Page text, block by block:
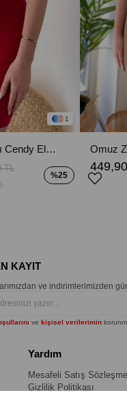
1
Omuz Zincir Detaylı Cendy Elbise - Kırmızı
TL
%25
KAYIT
ve indirimlerimizden
vekişisel verilerimin
Yardım
Mesafeli Satış
Gizlilik Politikası